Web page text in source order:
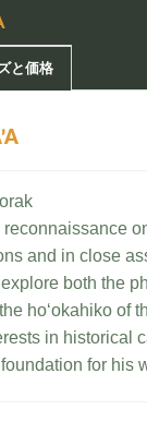
と価格
and in close
both the
ho‘okahiko of
in historical
for his